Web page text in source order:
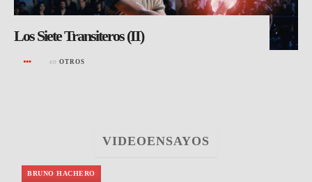
Los Siete Transiteros (II)
en OTROS
VIDEOENSAYOS
BRUNO HACHERO